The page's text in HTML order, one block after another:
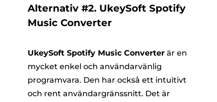
Alternativ #2. UkeySoft Spotify
Music Converter
UkeySoft Spotify Music Converterär en
mycket enkel och användarvänlig
programvara. Den har också ett intuitivt
och rent användargränssnitt. Det är